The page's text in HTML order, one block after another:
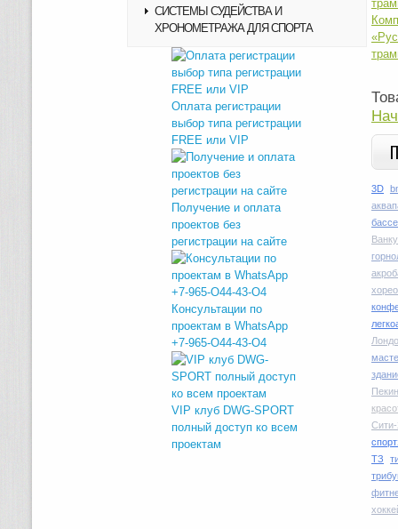
СИСТЕМЫ СУДЕЙСТВА И
ХРОНОМЕТРАЖА ДЛЯ СПОРТА
Оплата регистрации
выбор типа регистрации
FREE или VIP
Получение и оплата
проектов без
регистрации на сайте
Консультации по
проектам в WhatsApp
+7-965-O44-43-O4
VIP клуб DWG-SPORT
полный доступ ко всем
проектам
3D
ТЗ